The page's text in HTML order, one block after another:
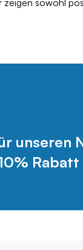
unseren